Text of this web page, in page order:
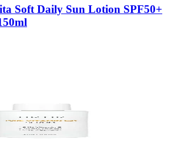
Soft Daily Sun Lotion SPF50+